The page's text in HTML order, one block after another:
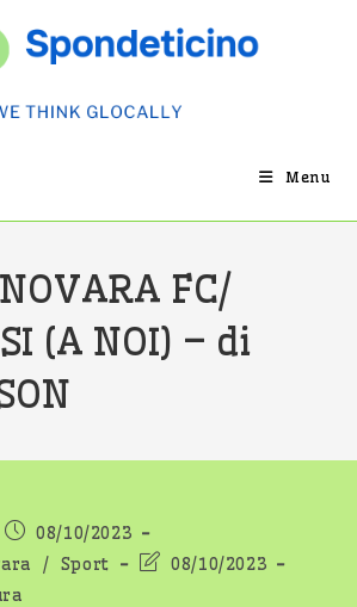
Menu
FC/
(A NOI) – di
Articolo
pubblicato:
08/10/2023
/ Sport
Ultima08/10/2023